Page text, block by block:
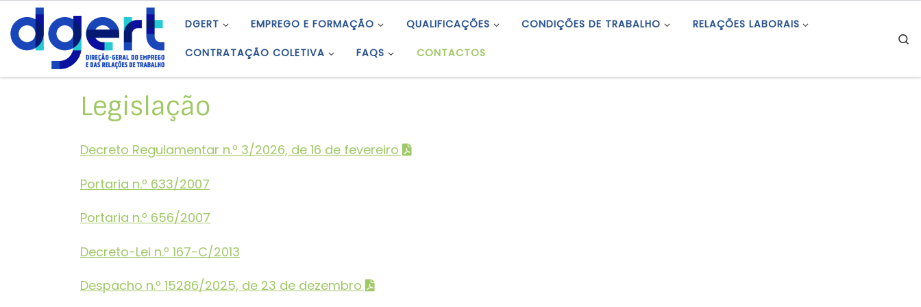
Skip to content DGERT EMPREGO E FORMAÇÃO QUALIFICAÇÕES CONDIÇÕES DE TRABALHO RELAÇÕES LABORAIS
CONTRATAÇÃO COLETIVA FAQS CONTACTOS
Legislação
Decreto Regulamentar n.º 3/2026, de 16 de fevereiro
Portaria n.º 633/2007
Portaria n.º 656/2007
Decreto-Lei n.º 167-C/2013
Despacho n.º 15286/2025, de 23 de dezembro